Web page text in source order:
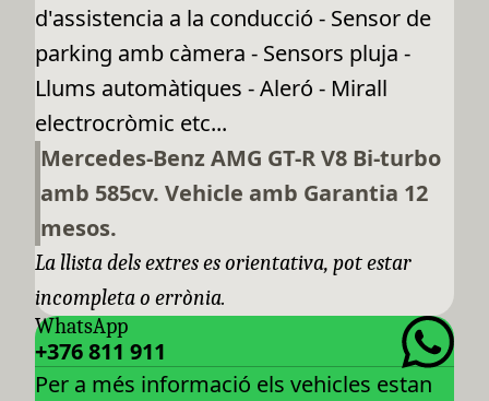
d'assistencia a la conducció - Sensor de
parking amb càmera - Sensors pluja -
Llums automàtiques - Aleró - Mirall
electrocròmic etc...
Mercedes-Benz AMG GT-R V8 Bi-turbo
amb 585cv. Vehicle amb Garantia 12
mesos.
La llista dels extres es orientativa, pot estar
incompleta o errònia.
WhatsApp
+376 811 911
Per a més informació els vehicles estan